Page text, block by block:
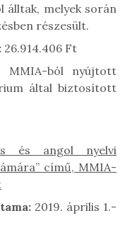
álltak, melyek során
részesült.
26.914.406 Ft
MMIA-ból nyújtott
által biztosított
és angol nyelvi
című, MMIA-
2019. április 1.-